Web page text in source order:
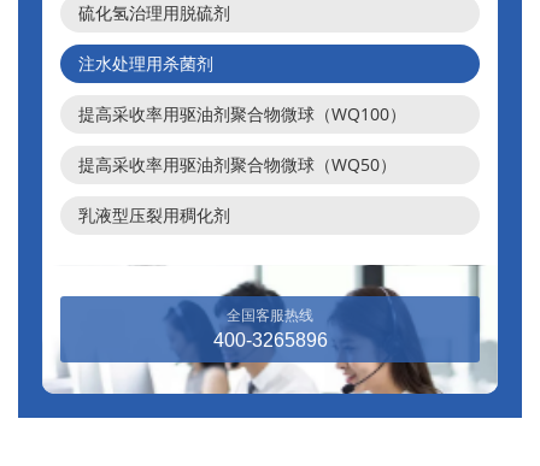
硫化氢治理用脱硫剂
注水处理用杀菌剂
提高采收率用驱油剂聚合物微球（WQ100）
提高采收率用驱油剂聚合物微球（WQ50）
乳液型压裂用稠化剂
全国客服热线
400-3265896